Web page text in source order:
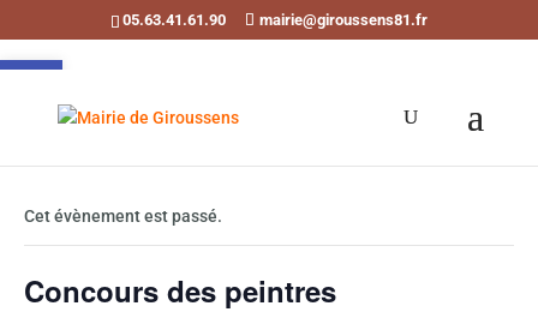
05.63.41.61.90 mairie@giroussens81.fr
Cet évènement est passé.
Concours des peintres
Ouvrir la barre d’outils